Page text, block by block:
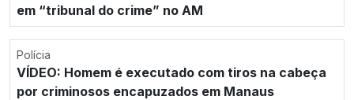
em “tribunal do crime” no AM
Polícia
VÍDEO: Homem é executado com tiros na cabeça
por criminosos encapuzados em Manaus